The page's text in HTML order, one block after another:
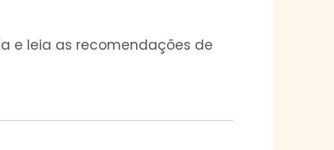
e leia as recomendações de